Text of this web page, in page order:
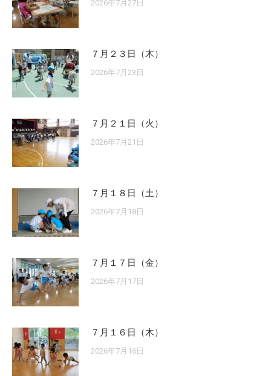
2026年7月27日
７月２３日（木）
2026年7月23日
７月２１日（火）
2026年7月21日
７月１８日（土）
2026年7月18日
７月１７日（金）
2026年7月17日
７月１６日（木）
2026年7月16日